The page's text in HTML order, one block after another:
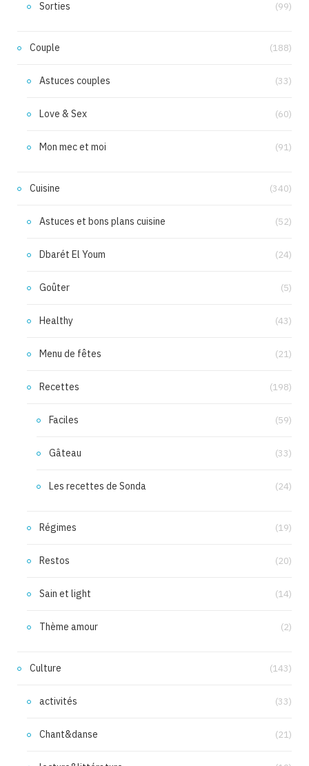
Sorties (99)
Couple (188)
Astuces couples (33)
Love & Sex (60)
Mon mec et moi (91)
Cuisine (340)
Astuces et bons plans cuisine (52)
Dbarét El Youm (24)
Goûter (5)
Healthy (43)
Menu de fêtes (21)
Recettes (198)
Faciles (59)
Gâteau (33)
Les recettes de Sonda (24)
Régimes (19)
Restos (20)
Sain et light (14)
Thème amour (2)
Culture (143)
activités (33)
Chant&danse (21)